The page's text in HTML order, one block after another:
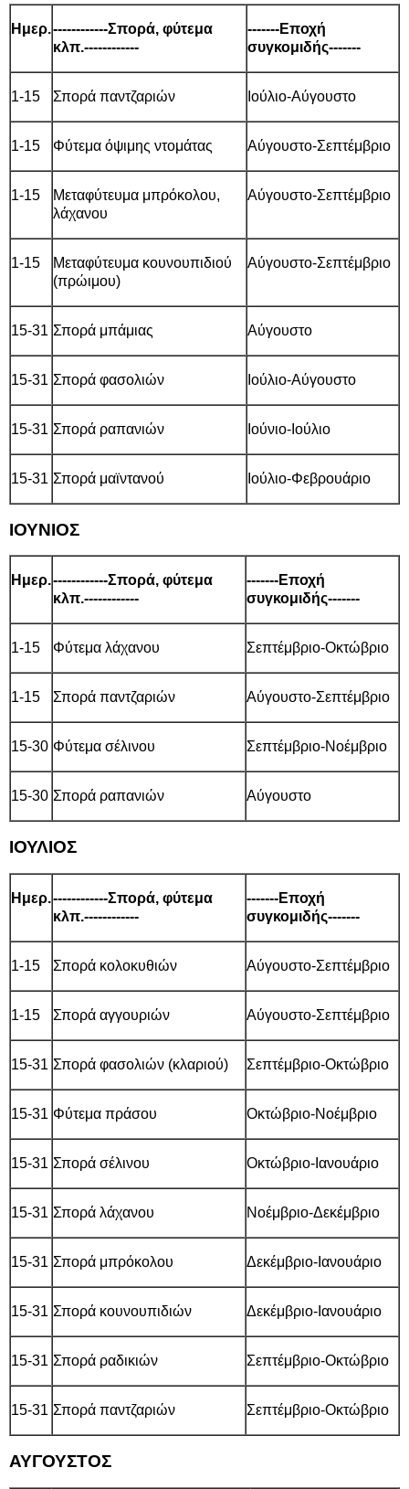
Ημερ.------------Σπορά, φύτεμα
κλπ.------------
-------Εποχή
συγκομιδής-------
1-15 Σπορά παντζαριών Ιούλιο-Αύγουστο
1-15 Φύτεμα όψιμης ντομάτας Αύγουστο-Σεπτέμβριο
1-15
Μεταφύτευμα μπρόκολου,
λάχανου
Αύγουστο-Σεπτέμβριο
1-15
Μεταφύτευμα κουνουπιδιού
(πρώιμου)
Αύγουστο-Σεπτέμβριο
15-31 Σπορά μπάμιας Αύγουστο
15-31 Σπορά φασολιών Ιούλιο-Αύγουστο
15-31 Σπορά ραπανιών Ιούνιο-Ιούλιο
15-31 Σπορά μαϊντανού Ιούλιο-Φεβρουάριο
ΙΟΥΝΙΟΣ
Ημερ.------------Σπορά, φύτεμα
κλπ.------------
-------Εποχή
συγκομιδής-------
1-15 Φύτεμα λάχανου Σεπτέμβριο-Οκτώβριο
1-15 Σπορά παντζαριών Αύγουστο-Σεπτέμβριο
15-30 Φύτεμα σέλινου Σεπτέμβριο-Νοέμβριο
15-30 Σπορά ραπανιών Αύγουστο
ΙΟΥΛΙΟΣ
Ημερ.------------Σπορά, φύτεμα
κλπ.------------
-------Εποχή
συγκομιδής-------
1-15 Σπορά κολοκυθιών Αύγουστο-Σεπτέμβριο
1-15 Σπορά αγγουριών Αύγουστο-Σεπτέμβριο
15-31 Σπορά φασολιών (κλαριού) Σεπτέμβριο-Οκτώβριο
15-31 Φύτεμα πράσου Οκτώβριο-Νοέμβριο
15-31 Σπορά σέλινου Οκτώβριο-Ιανουάριο
15-31 Σπορά λάχανου Νοέμβριο-Δεκέμβριο
15-31 Σπορά μπρόκολου Δεκέμβριο-Ιανουάριο
15-31 Σπορά κουνουπιδιών Δεκέμβριο-Ιανουάριο
15-31 Σπορά ραδικιών Σεπτέμβριο-Οκτώβριο
15-31 Σπορά παντζαριών Σεπτέμβριο-Οκτώβριο
ΑΥΓΟΥΣΤΟΣ